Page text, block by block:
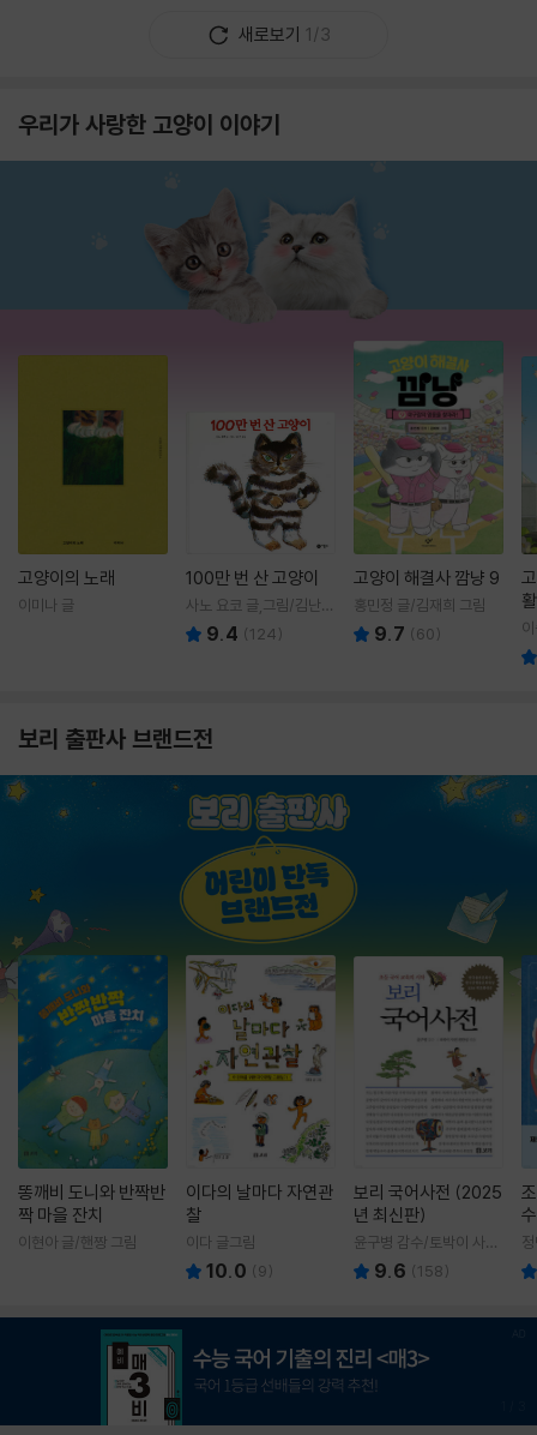
새로보기 1/3
우리가 사랑한 고양이 이야기
고양이의 노래
이미나 글
100만 번 산 고양이
사노 요코 글,그림/김난주
역 9.4 (124)
고양이 해결사 깜냥 9
홍민정 글/김재희 그림
9.7 (60)
보리 출판사 브랜드전
똥깨비 도니와 반짝반
짝 마을 잔치
이현아 글/핸짱 그림
이다의 날마다 자연관
찰
이다 글그림
10.0 (9)
보리 국어사전 (2025
년 최신판)
윤구병 감수/토박이 사전
편찬실 편
9.6 (158)